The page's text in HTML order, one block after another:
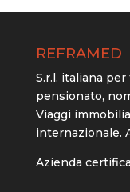
REFRAMED
S.r.l. italiana
pensionato,
Viaggi
internazionale.
Azienda